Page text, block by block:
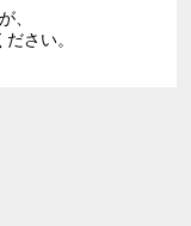
、
さい。